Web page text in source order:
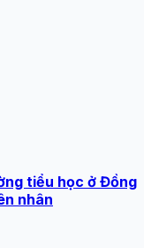
tiểu học ở Đồng
nhân